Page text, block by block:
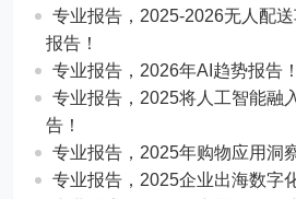
专业报告，2025-2026无人配
报告！
专业报告，2026年AI趋势报告！
专业报告，2025将人工智能融
告！
专业报告，2025年购物应用洞
专业报告，2025企业出海数字